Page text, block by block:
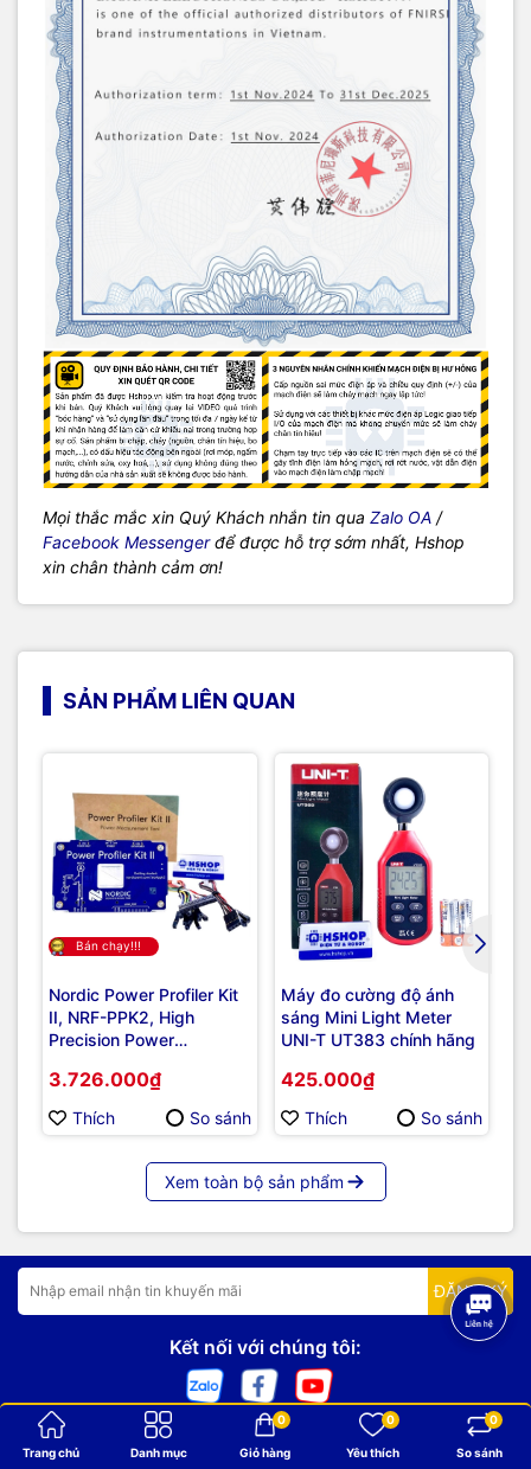
Mọi thắc mắc xin Quý Khách nhắn tin qua Zalo OA /
Facebook Messengerđể được hỗ trợ sớm nhất, Hshop
xin chân thành cảm ơn!
SẢN PHẨM LIÊN QUAN
Bán chạy!!!
Nordic Power Profiler Kit
II, NRF-PPK2, High
Precision Power
Profiling Tool For
Embedded Development
3.726.000₫
Thích So sánh
Máy đo cường độ ánh
sáng Mini Light Meter
UNI-T UT383 chính hãng
425.000₫
Thích So sánh
Xem toàn bộ sản phẩm
ĐĂNG KÝ
Kết nối với chúng tôi:
Trang chủ Danh mục Giỏ hàng
0
Yêu thích
0
So sánh
0